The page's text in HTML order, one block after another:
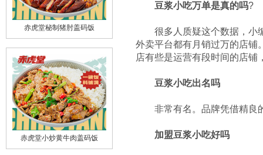
豆浆小吃万单是真的吗?
很多人质疑这个数据，小编
外卖平台都有月销过万的店铺
店有些是运营有段时间的店铺
豆浆小吃出名吗
非常有名。品牌凭借精良的
加盟豆浆小吃好吗